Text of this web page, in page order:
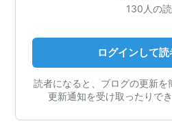
130人の
ログインして
読者になると、ブログの更新を
更新通知を受け取ったりで